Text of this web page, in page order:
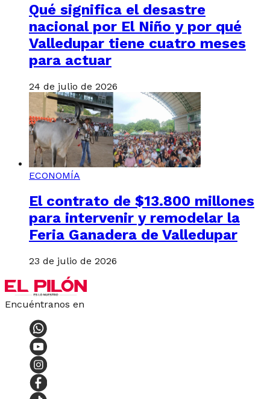
Qué significa el desastre
nacional por El Niño y por qué
Valledupar tiene cuatro meses
para actuar
24 de julio de 2026
ECONOMÍA
El contrato de $13.800 millones
para intervenir y remodelar la
Feria Ganadera de Valledupar
23 de julio de 2026
Encuéntranos en